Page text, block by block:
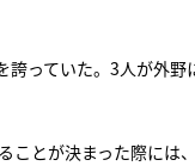
っていた。3人が外
とが決まった際には